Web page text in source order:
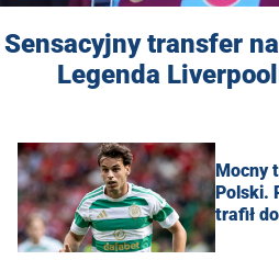
Sensacyjny transfer
Legenda
Mocny
Polski.
trafił